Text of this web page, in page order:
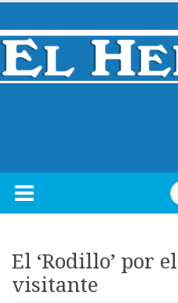
Skip
content
El ‘Rodillo’ por
visitante